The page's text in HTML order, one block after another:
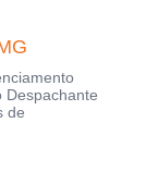
Despachante
de